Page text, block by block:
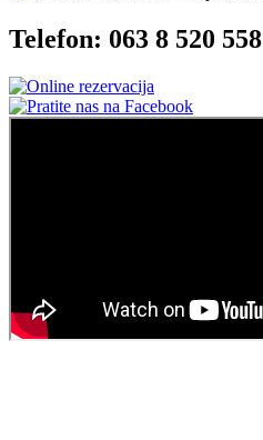
Telefon: 063 8 520 558